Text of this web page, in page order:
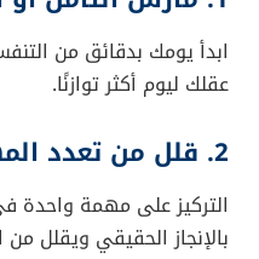
ابدأ يومك بدقائق من
عقلك ليوم أكثر توازنًا.
2. قلل من تعدد المهام
التركيز على مهمة واحدة
بالإنجاز الحقيقي ويقلل